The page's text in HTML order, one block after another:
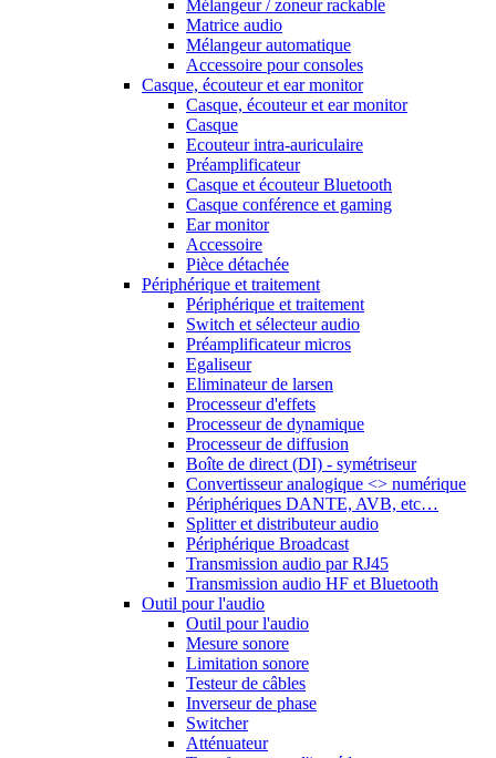
Mélangeur / zoneur rackable
Matrice audio
Mélangeur automatique
Accessoire pour consoles
Casque, écouteur et ear monitor
Casque, écouteur et ear monitor
Casque
Ecouteur intra-auriculaire
Préamplificateur
Casque et écouteur Bluetooth
Casque conférence et gaming
Ear monitor
Accessoire
Pièce détachée
Périphérique et traitement
Périphérique et traitement
Switch et sélecteur audio
Préamplificateur micros
Egaliseur
Eliminateur de larsen
Processeur d'effets
Processeur de dynamique
Processeur de diffusion
Boîte de direct (DI) - symétriseur
Convertisseur analogique <> numérique
Périphériques DANTE, AVB, etc…
Splitter et distributeur audio
Périphérique Broadcast
Transmission audio par RJ45
Transmission audio HF et Bluetooth
Outil pour l'audio
Outil pour l'audio
Mesure sonore
Limitation sonore
Testeur de câbles
Inverseur de phase
Switcher
Atténuateur